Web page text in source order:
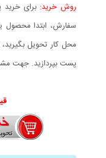
روش خرید: برای
سفارش، ابتدا محصول
محل کار تحویل
پست بپردازید. جهت